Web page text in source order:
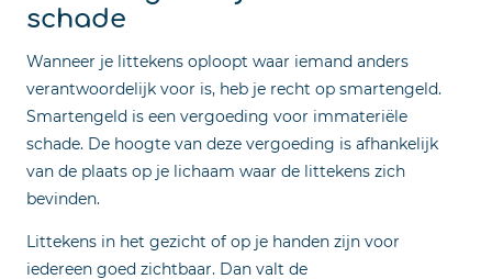
schade
Wanneer je littekens oploopt waar iemand anders
verantwoordelijk voor is, heb je recht op smartengeld.
Smartengeld is een vergoeding voor immateriële
schade. De hoogte van deze vergoeding is afhankelijk
van de plaats op je lichaam waar de littekens zich
bevinden.
Littekens in het gezicht of op je handen zijn voor
iedereen goed zichtbaar. Dan valt de